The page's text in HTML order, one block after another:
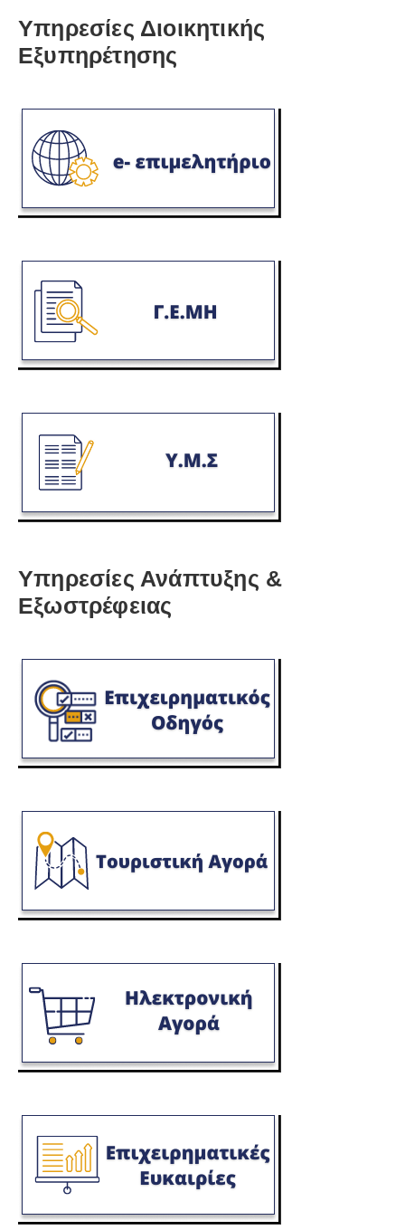
Υπηρεσίες Διοικητικής
Εξυπηρέτησης
Υπηρεσίες Ανάπτυξης &
Εξωστρέφειας